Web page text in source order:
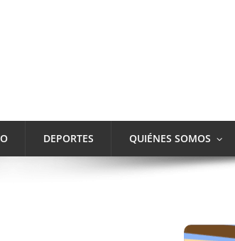
DEPORTES QUIÉNES SOMOS